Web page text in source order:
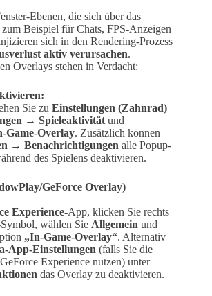
Ebenen, die sich über das
Beispiel für Chats, FPS-Anzeigen
sich in den Rendering-Prozess
aktiv verursachen.
Overlays stehen in Verdacht:
Sie zu Einstellungen (Zahnrad)
→ Spieleaktivität und
Game-Overlay. Zusätzlich können
→ Benachrichtigungen alle Popup-
des Spielens deaktivieren.
GeForce Overlay)
Experience-App, klicken Sie rechts
wählen Sie Allgemein und
„In-Game-Overlay“. Alternativ
App-Einstellungen (falls Sie die
Experience nutzen) unter
das Overlay zu deaktivieren.